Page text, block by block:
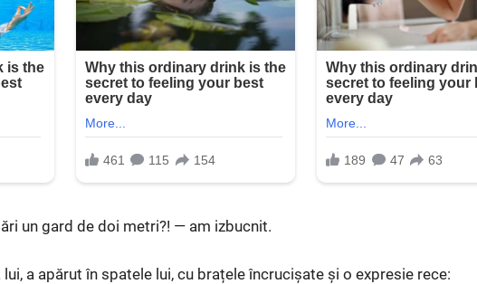
un gard de doi metri?! — am izbucnit.
a apărut în spatele lui, cu brațele încrucișate și o expresie rece: